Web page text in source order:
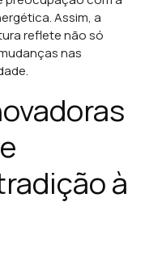
Assim, a
reflete não só
nas
à